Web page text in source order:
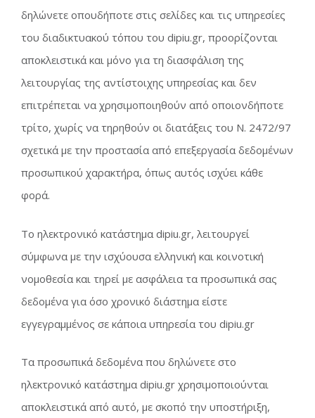
δηλώνετε οπουδήποτε στις σελίδες και τις υπηρεσίες
του διαδικτυακού τόπου του dipiu.gr, προορίζονται
αποκλειστικά και μόνο για τη διασφάλιση της
λειτουργίας της αντίστοιχης υπηρεσίας και δεν
επιτρέπεται να χρησιμοποιηθούν από οποιονδήποτε
τρίτο, χωρίς να τηρηθούν οι διατάξεις του Ν. 2472/97
σχετικά με την προστασία από επεξεργασία δεδομένων
προσωπικού χαρακτήρα, όπως αυτός ισχύει κάθε
φορά.
Το ηλεκτρονικό κατάστημα dipiu.gr, λειτουργεί
σύμφωνα με την ισχύουσα ελληνική και κοινοτική
νομοθεσία και τηρεί με ασφάλεια τα προσωπικά σας
δεδομένα για όσο χρονικό διάστημα είστε
εγγεγραμμένος σε κάποια υπηρεσία του dipiu.gr
Τα προσωπικά δεδομένα που δηλώνετε στο
ηλεκτρονικό κατάστημα dipiu.gr χρησιμοποιούνται
αποκλειστικά από αυτό, με σκοπό την υποστήριξη,